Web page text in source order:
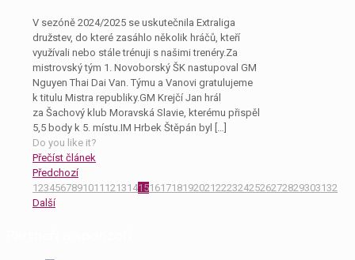
V sezóně 2024/2025 se uskutečnila Extraliga
družstev, do které zasáhlo několik hráčů, kteří
využívali nebo stále trénuji s našimi trenéry.Za
mistrovský tým 1. Novoborský ŠK nastupoval GM
Nguyen Thai Dai Van. Týmu a Vanovi gratulujeme
k titulu Mistra republiky.GM Krejčí Jan hrál
za Šachový klub Moravská Slavie, kterému přispěl
5,5 body k 5. místu.IM Hrbek Štěpán byl
[…]
Do you like it?
Přečíst článek
Předchozí
1234567891011 121314151617181920212223242526272829303132
Další